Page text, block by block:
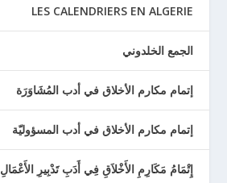
LES CALENDRIERS EN ALGERIE
الجمع الخلدوني
إتمام مكارم الأخلاق في أدب المُشَاوَرَة
إتمام مكارم الأخلاق في أدب المسؤوليّة
إِتْمَامُ مَكَارِمِ الأَخْلاَقِ فِي أَدَبِ تَدْبِيرِ الأَعْمَالِ